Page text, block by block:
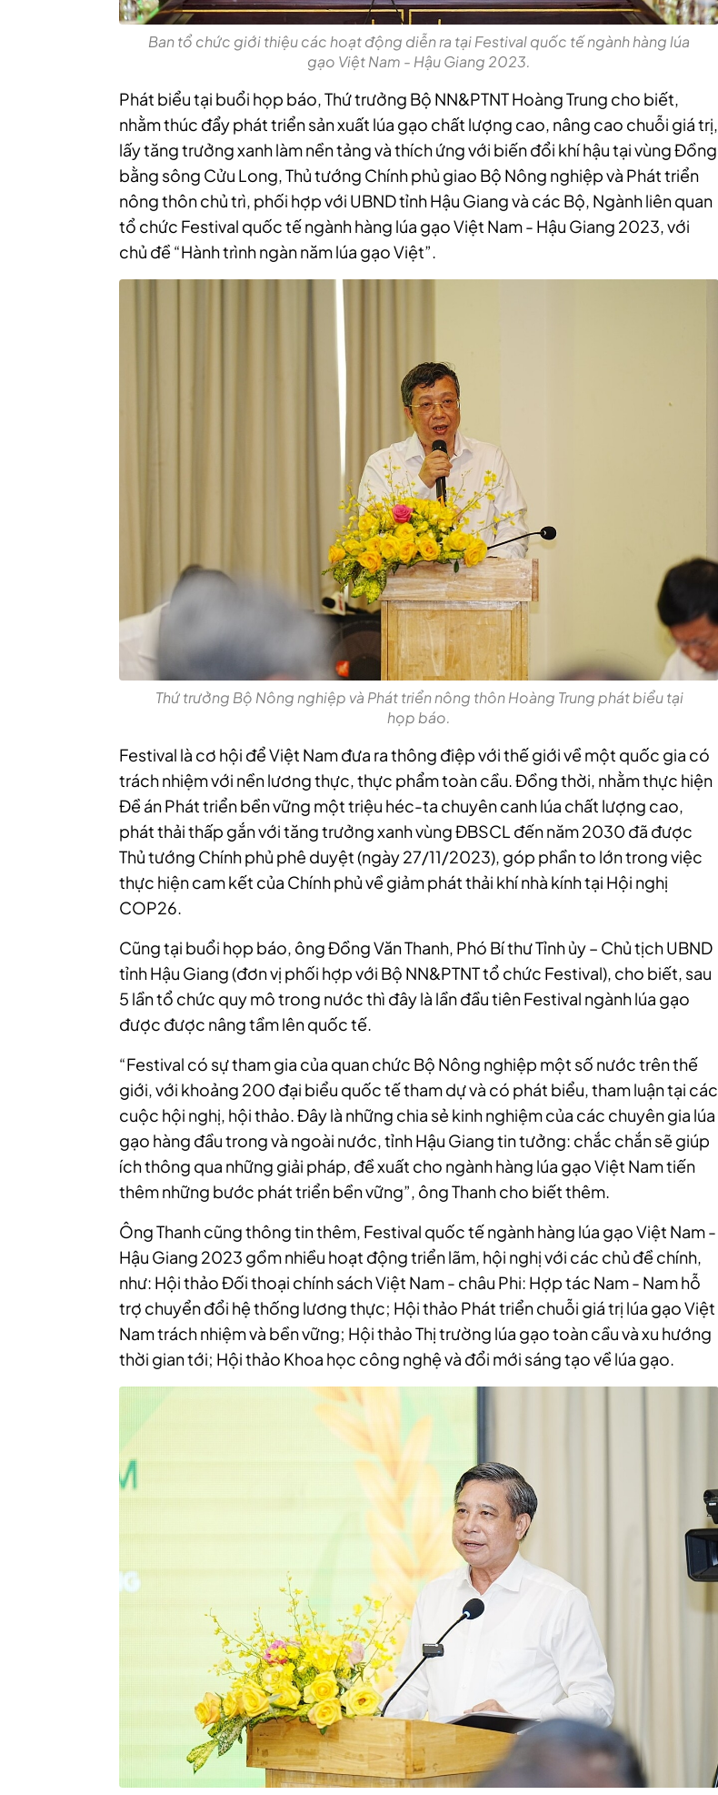
Ban tổ chức giới thiệu các hoạt động diễn ra tại Festival quốc tế ngành hàng lúa
gạo Việt Nam - Hậu Giang 2023.
Phát biểu tại buổi họp báo, Thứ trưởng Bộ NN&PTNT Hoàng Trung cho biết,
nhằm thúc đẩy phát triển sản xuất lúa gạo chất lượng cao, nâng cao chuỗi giá trị,
lấy tăng trưởng xanh làm nền tảng và thích ứng với biến đổi khí hậu tại vùng Đồng
bằng sông Cửu Long, Thủ tướng Chính phủ giao Bộ Nông nghiệp và Phát triển
nông thôn chủ trì, phối hợp với UBND tỉnh Hậu Giang và các Bộ, Ngành liên quan
tổ chức Festival quốc tế ngành hàng lúa gạo Việt Nam - Hậu Giang 2023, với
chủ đề “Hành trình ngàn năm lúa gạo Việt”.
Thứ trưởng Bộ Nông nghiệp và Phát triển nông thôn Hoàng Trung phát biểu tại
họp báo.
Festival là cơ hội để Việt Nam đưa ra thông điệp với thế giới về một quốc gia có
trách nhiệm với nền lương thực, thực phẩm toàn cầu. Đồng thời, nhằm thực hiện
Đề án Phát triển bền vững một triệu héc-ta chuyên canh lúa chất lượng cao,
phát thải thấp gắn với tăng trưởng xanh vùng ĐBSCL đến năm 2030 đã được
Thủ tướng Chính phủ phê duyệt (ngày 27/11/2023), góp phần to lớn trong việc
thực hiện cam kết của Chính phủ về giảm phát thải khí nhà kính tại Hội nghị
COP26.
Cũng tại buổi họp báo, ông Đồng Văn Thanh, Phó Bí thư Tỉnh ủy – Chủ tịch UBND
tỉnh Hậu Giang (đơn vị phối hợp với Bộ NN&PTNT tổ chức Festival), cho biết, sau
5 lần tổ chức quy mô trong nước thì đây là lần đầu tiên Festival ngành lúa gạo
được được nâng tầm lên quốc tế.
“Festival có sự tham gia của quan chức Bộ Nông nghiệp một số nước trên thế
giới, với khoảng 200 đại biểu quốc tế tham dự và có phát biểu, tham luận tại các
cuộc hội nghị, hội thảo. Đây là những chia sẻ kinh nghiệm của các chuyên gia lúa
gạo hàng đầu trong và ngoài nước, tỉnh Hậu Giang tin tưởng: chắc chắn sẽ giúp
ích thông qua những giải pháp, đề xuất cho ngành hàng lúa gạo Việt Nam tiến
thêm những bước phát triển bền vững”, ông Thanh cho biết thêm.
Ông Thanh cũng thông tin thêm, Festival quốc tế ngành hàng lúa gạo Việt Nam -
Hậu Giang 2023 gồm nhiều hoạt động triển lãm, hội nghị với các chủ đề chính,
như: Hội thảo Đối thoại chính sách Việt Nam - châu Phi: Hợp tác Nam - Nam hỗ
trợ chuyển đổi hệ thống lương thực; Hội thảo Phát triển chuỗi giá trị lúa gạo Việt
Nam trách nhiệm và bền vững; Hội thảo Thị trường lúa gạo toàn cầu và xu hướng
thời gian tới; Hội thảo Khoa học công nghệ và đổi mới sáng tạo về lúa gạo.